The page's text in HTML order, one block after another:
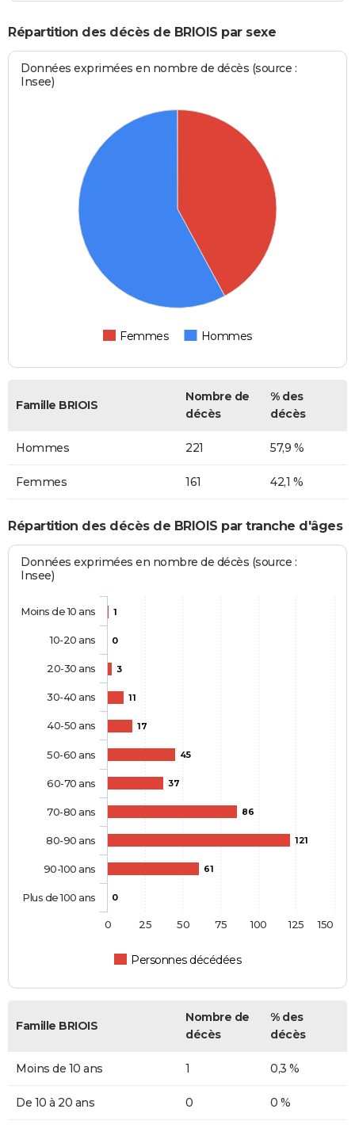
Répartition des décès de BRIOIS par sexe
Données exprimées en nombre de décès (source :
Insee)
Femmes Hommes
Famille BRIOIS
Nombre de
décès
% des
décès
Hommes 221 57,9 %
Femmes 161 42,1 %
Répartition des décès de BRIOIS par tranche d'âges
Données exprimées en nombre de décès (source :
Insee)
1
0
3
11
17
45
37
86
121
61
0
Personnes décédées
Moins de 10 ans
10-20 ans
20-30 ans
30-40 ans
40-50 ans
50-60 ans
60-70 ans
70-80 ans
80-90 ans
90-100 ans
Plus de 100 ans
0 25 50 75 100 125 150
Famille BRIOIS
Nombre de
décès
% des
décès
Moins de 10 ans 1 0,3 %
De 10 à 20 ans 0 0 %